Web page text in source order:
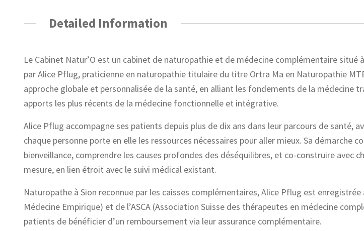
Detailed Information
Le Cabinet Natur’O est un cabinet de naturopathie et de médecine complémentaire situé
par Alice Pflug, praticienne en naturopathie titulaire du titre Ortra Ma en Naturopathie
approche globale et personnalisée de la santé, en alliant les fondements de la médecine
apports les plus récents de la médecine fonctionnelle et intégrative.
Alice Pflug accompagne ses patients depuis plus de dix ans dans leur parcours de santé,
chaque personne porte en elle les ressources nécessaires pour aller mieux. Sa démarche
bienveillance, comprendre les causes profondes des déséquilibres, et co-construire avec
mesure, en lien étroit avec le suivi médical existant.
Naturopathe à Sion reconnue par les caisses complémentaires, Alice Pflug est enregistrée
Médecine Empirique) et de l’ASCA (Association Suisse des thérapeutes en médecine
patients de bénéficier d’un remboursement via leur assurance complémentaire.